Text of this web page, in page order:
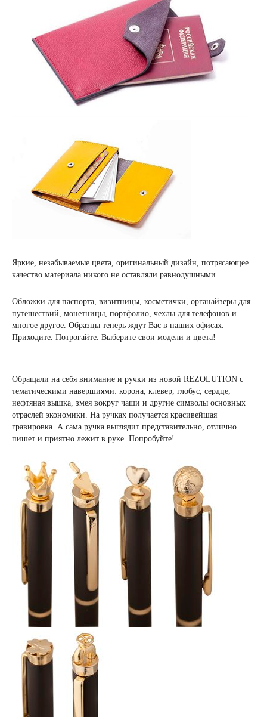
Яркие, незабываемые цвета, оригинальный дизайн, потрясающее
качество материала никого не оставляли равнодушными.
Обложки для паспорта, визитницы, косметички, органайзеры для
путешествий, монетницы, портфолио, чехлы для телефонов и
многое другое. Образцы теперь ждут Вас в наших офисах.
Приходите. Потрогайте. Выберите свои модели и цвета!
Обращали на себя внимание и ручки из новой REZOLUTION с
тематическими навершиями: корона, клевер, глобус, сердце,
нефтяная вышка, змея вокруг чаши и другие символы основных
отраслей экономики. На ручках получается красивейшая
гравировка. А сама ручка выглядит представительно, отлично
пишет и приятно лежит в руке. Попробуйте!